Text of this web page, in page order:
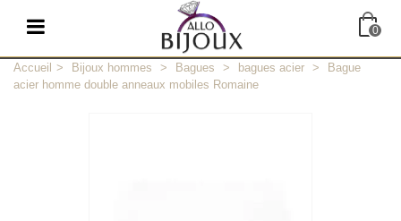
0
Accueil > Bijoux hommes > Bagues > bagues acier >
Bague
acier homme double anneaux mobiles Romaine